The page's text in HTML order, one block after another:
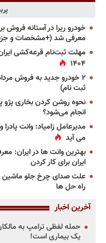
خودرو ریرا در آستانه فروش
معرفی شد (+مشخصات و
مهلت ثبت‌نام قرعه‌کشی
۱۴۰۴
۲ خودرو جدید به فروش
ثبت نام)
نحوه روشن کردن بخاری
انجام می‌شود؟
مدیرعامل زامیاد: وانت
می آید
ایران برای کار کردن
علت صدای چرخ جلو ماشین
راه حل ها
آخرین اخبار
حمله لفظی ترامپ به
یک بیماری است!